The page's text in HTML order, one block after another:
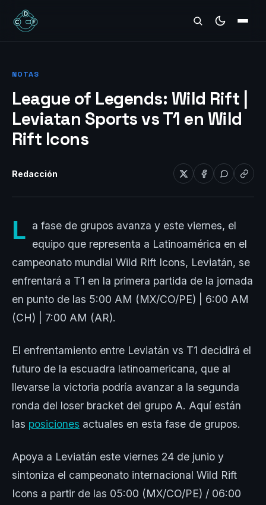
REVIEWS
NOTAS
League of Legends: Wild Rift |
Leviatan Sports vs T1 en Wild
Rift Icons
Redacción
L a fase de grupos avanza y este viernes, el
equipo que representa a Latinoamérica en el
campeonato mundial Wild Rift Icons, Leviatán, se
enfrentará a T1 en la primera partida de la jornada
en punto de las 5:00 AM (MX/CO/PE) | 6:00 AM
(CH) | 7:00 AM (AR).
El enfrentamiento entre Leviatán vs T1 decidirá el
futuro de la escuadra latinoamericana, que al
llevarse la victoria podría avanzar a la segunda
ronda del loser bracket del grupo A. Aquí están
las posiciones actuales en esta fase de grupos.
Apoya a Leviatán este viernes 24 de junio y
sintoniza el campeonato internacional Wild Rift
Icons a partir de las 05:00 (MX/CO/PE) / 06:00